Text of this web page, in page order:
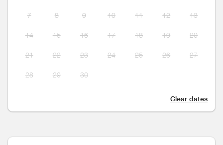
7 8 9 10 11 12 13
14 15 16 17 18 19 20
21 22 23 24 25 26 27
28 29 30
Clear dates